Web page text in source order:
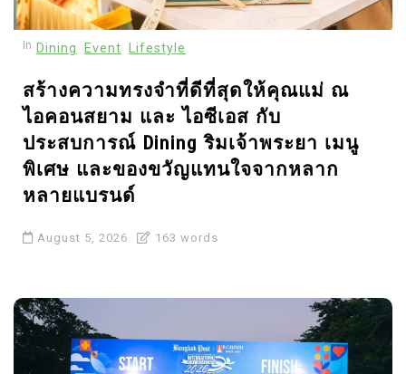
อนาคตในไทย และระดับ
ภูมิภาคพร้อมขับเคลื่อน
อธิปไตยดิจิทัลของไทย
In Dining Event Lifestyle
สร้างความทรงจำที่ดีที่สุดให้คุณแม่ ณ
ไอคอนสยาม และ ไอซีเอส กับ
ประสบการณ์ Dining ริมเจ้าพระยา เมนู
พิเศษ และของขวัญแทนใจจากหลาก
หลายแบรนด์
August 5, 2026 163 words